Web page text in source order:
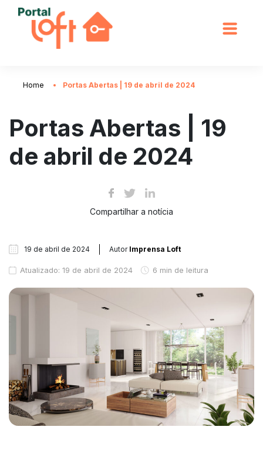
Home Portas Abertas | 19 de abril de 2024
Portas Abertas | 19
de abril de 2024
Compartilhar a notícia
19 de abril de 2024 Autor Imprensa Loft
Atualizado: 19 de abril de 2024 6 min de leitura